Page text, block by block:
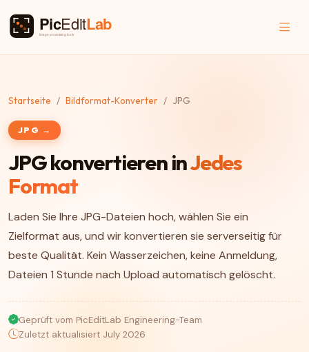
Startseite Bildformat-Konverter JPG
JPG →
JPG konvertieren inJedes
Format
Laden Sie Ihre JPG-Dateien hoch, wählen Sie ein
Zielformat aus, und wir konvertieren sie serverseitig für
beste Qualität. Kein Wasserzeichen, keine Anmeldung,
Dateien 1 Stunde nach Upload automatisch gelöscht.
Geprüft vom PicEditLab Engineering-Team
Zuletzt aktualisiert July 2026